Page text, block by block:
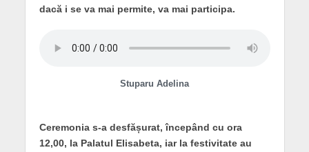
dacă i se va mai permite, va mai participa.
Stuparu Adelina
Ceremonia s-a desfășurat, începând cu ora
12,00, la Palatul Elisabeta, iar la festivitate au